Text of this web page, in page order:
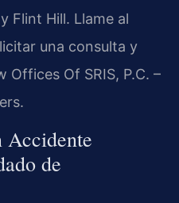
Flint Hill. Llame al
una consulta y
Offices Of SRIS, P.C. –
Accidente
de